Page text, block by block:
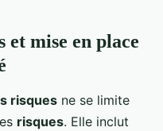
et mise en place
risques ne se limite
risques. Elle inclut